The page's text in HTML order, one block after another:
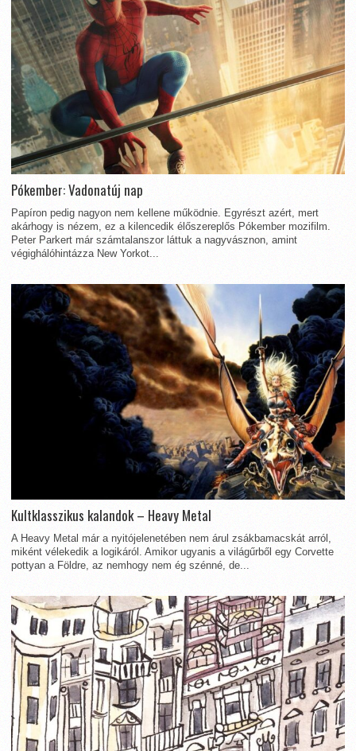
Pókember: Vadonatúj nap
Papíron pedig nagyon nem kellene működnie. Egyrészt azért, mert
akárhogy is nézem, ez a kilencedik élőszereplős Pókember mozifilm.
Peter Parkert már számtalanszor láttuk a nagyvásznon, amint
végighálóhintázza New Yorkot...
Kultklasszikus kalandok – Heavy Metal
A Heavy Metal már a nyitójelenetében nem árul zsákbamacskát arról,
miként vélekedik a logikáról. Amikor ugyanis a világűrből egy Corvette
pottyan a Földre, az nemhogy nem ég szénné, de...